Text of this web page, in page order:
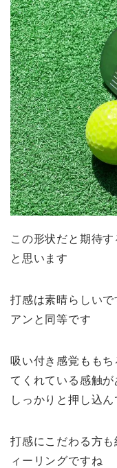
この形状だと期待
と思います
打感は素晴らしい
アンと同等です
吸い付き感覚もも
てくれている感触
しっかりと押し込
打感にこだわる方
ィーリングですね